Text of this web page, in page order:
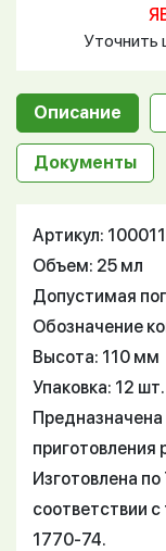
Уточнить
Описание
Документы
Артикул:
Объем: 25 мл
Допустимая
Обозначение
Высота: 110 мм
Упаковка: 12 шт.
приготовления
Изготовлена
соответствии
1770-74.